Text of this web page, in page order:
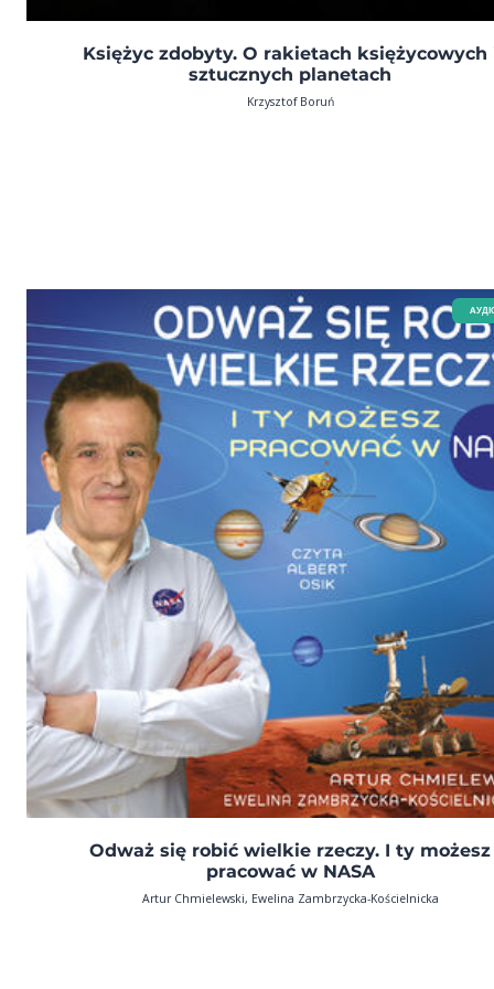
Księżyc zdobyty. O rakietach księżycowych
sztucznych planetach
Krzysztof Boruń
Odważ się robić wielkie rzeczy. I ty możesz
pracować w NASA
Artur Chmielewski, Ewelina Zambrzycka-Kościelnicka